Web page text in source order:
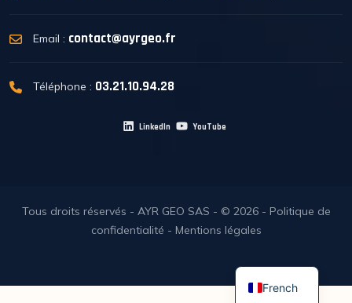
Email : contact@ayrgeo.fr
Téléphone : 03.21.10.94.28
LinkedIn YouTube
Tous droits réservés - AYR GEO SAS - © 2026 - Politique de
confidentialité - Mentions légales
French